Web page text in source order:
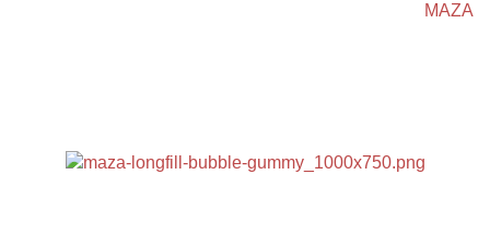
MAZA